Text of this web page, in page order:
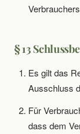
§ 13
Es gilt das
Ausschluss
Für
dass dem